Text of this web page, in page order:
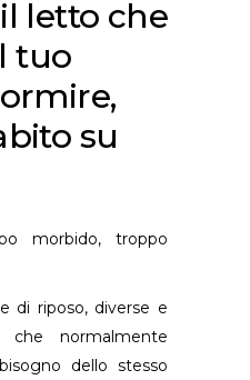
il letto che
tuo
su
morbido, troppo
di riposo, diverse e
che normalmente
dello stesso